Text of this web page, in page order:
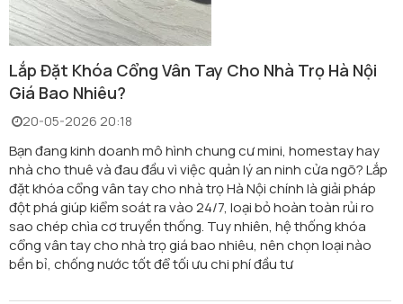
Lắp Đặt Khóa Cổng Vân Tay Cho Nhà Trọ Hà Nội
Giá Bao Nhiêu?
20-05-2026 20:18
Bạn đang kinh doanh mô hình chung cư mini, homestay hay
nhà cho thuê và đau đầu vì việc quản lý an ninh cửa ngõ? Lắp
đặt khóa cổng vân tay cho nhà trọ Hà Nội chính là giải pháp
đột phá giúp kiểm soát ra vào 24/7, loại bỏ hoàn toàn rủi ro
sao chép chìa cơ truyền thống. Tuy nhiên, hệ thống khóa
cổng vân tay cho nhà trọ giá bao nhiêu, nên chọn loại nào
bền bỉ, chống nước tốt để tối ưu chi phí đầu tư